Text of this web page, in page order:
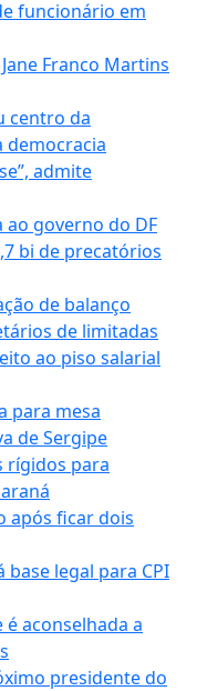
funcionário em
Franco Martins
centro da
admite
governo do DF
bi de precatórios
de balanço
de limitadas
ao piso salarial
para mesa
de Sergipe
rígidos para
após ficar dois
legal para CPI
aconselhada a
presidente do